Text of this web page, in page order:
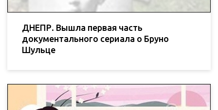
ДНЕПР. Вышла первая часть
документального сериала о Бруно
Шульце